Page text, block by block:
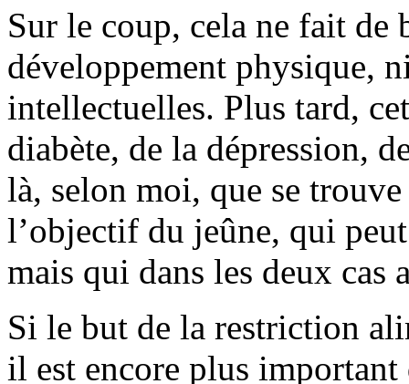
Sur le coup, cela ne fait de
développement physique,
intellectuelles. Plus tard,
diabète, de la dépression,
là, selon moi, que se
l’objectif du jeûne, qui
mais qui dans les deux
Si le but de la restriction
il est encore plus